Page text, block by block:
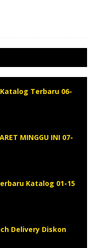
Terbaru 06-
MINGGU INI 07-
Katalog 01-15
Delivery Diskon